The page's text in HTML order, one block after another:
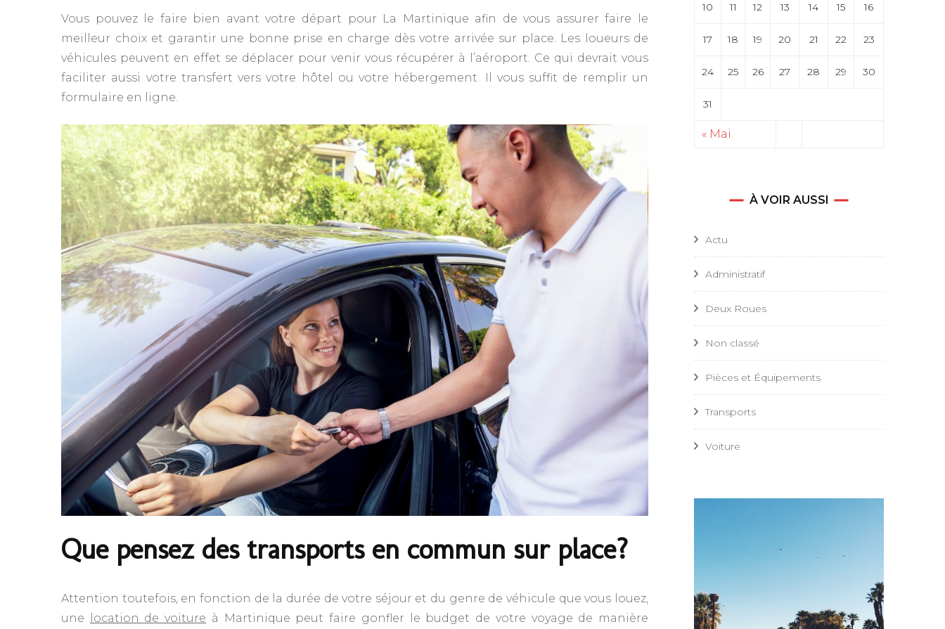
Vous pouvez le faire bien avant votre départ pour La Martinique afin de vous assurer faire le
meilleur choix et garantir une bonne prise en charge dès votre arrivée sur place. Les loueurs de
véhicules peuvent en effet se déplacer pour venir vous récupérer à l’aéroport. Ce qui devrait vous
faciliter aussi votre transfert vers votre hôtel ou votre hébergement. Il vous suffit de remplir un
formulaire en ligne.
Que pensez des transports en commun sur place?
Attention toutefois, en fonction de la durée de votre séjour et du genre de véhicule que vous louez,
une
location de voiture à Martinique peut faire gonfler le budget de votre voyage de manière
10 11 12 13 14 15 16
17 18 19 20 21 22 23
24 25 26 27 28 29 30
31
« Mai
À VOIR AUSSI
Actu
Administratif
Deux Roues
Non classé
Pièces et Équipements
Transports
Voiture